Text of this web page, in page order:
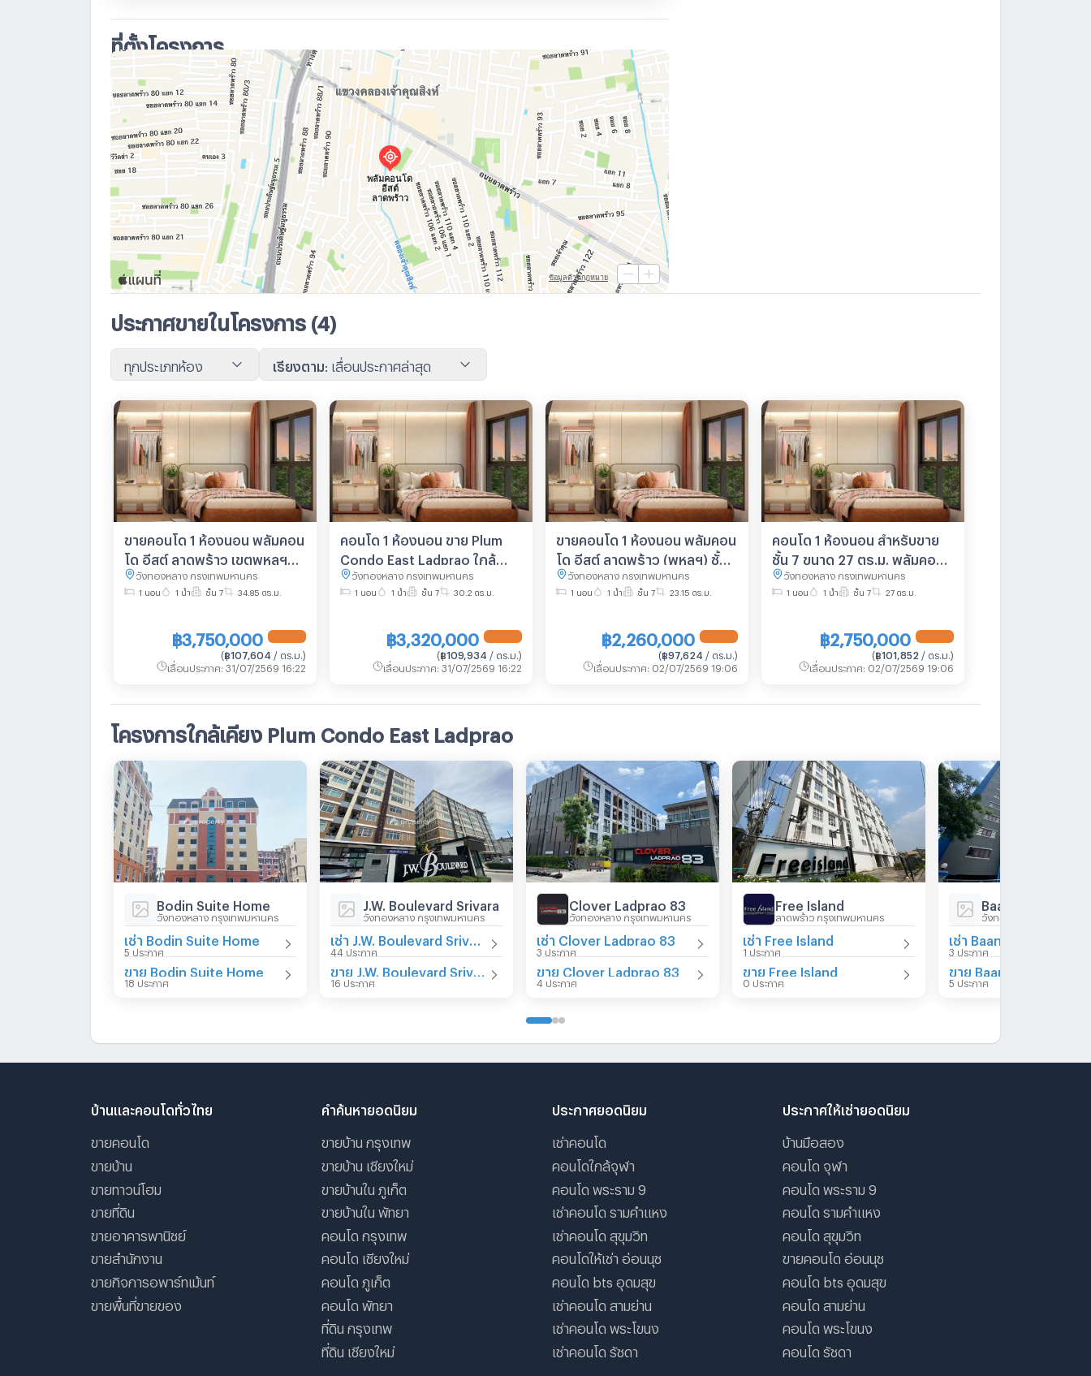
ที่ตั้งโครงการ
ประกาศขายในโครงการ (4)
ทุกประเภทห้อง เรียงตาม: เลื่อนประกาศล่าสุด
ขายคอนโด 1 ห้องนอน พลัมคอน
โด อีสต์ ลาดพร้าว เขตพหลฯ
วังทองหลาง (ID 3051982)
วังทองหลาง กรุงเทพมหานคร
1 นอน 1 น้ำ ชั้น 7 34.85 ตร.ม.
฿3,750,000
(฿107,604 / ตร.ม. )
เลื่อนประกาศ : 31/07/2569 16:22
คอนโด 1 ห้องนอน ขาย Plum
Condo East Ladprao ใกล้
พหลฯ (ชั้น 7) (ID 3051981)
วังทองหลาง กรุงเทพมหานคร
1 นอน 1 น้ำ ชั้น 7 30.2 ตร.ม.
฿3,320,000
(฿109,934 / ตร.ม. )
เลื่อนประกาศ : 31/07/2569 16:22
ขายคอนโด 1 ห้องนอน พลัมคอน
โด อีสต์ ลาดพร้าว (พหลฯ) ชั้น
7 ขนาด 23.15 ตร.ม. (ID
3051979)
วังทองหลาง กรุงเทพมหานคร
1 นอน 1 น้ำ ชั้น 7 23.15 ตร.ม.
฿2,260,000
(฿97,624 / ตร.ม. )
เลื่อนประกาศ : 02/07/2569 19:06
คอนโด 1 ห้องนอน สำหรับขาย
ชั้น 7 ขนาด 27 ตร.ม. พลัมคอน
โดอีสต์ ลาดพร้าว พหลฯ (ID
3051980)
วังทองหลาง กรุงเทพมหานคร
1 นอน 1 น้ำ ชั้น 7 27 ตร.ม.
฿2,750,000
(฿101,852 / ตร.ม. )
เลื่อนประกาศ : 02/07/2569 19:06
โครงการใกล้เคียง Plum Condo East Ladprao
Bodin Suite Home
วังทองหลาง กรุงเทพมหานคร
เช่า Bodin Suite Home
5 ประกาศ
ขาย Bodin Suite Home
18 ประกาศ
J.W. Boulevard Srivara
วังทองหลาง กรุงเทพมหานคร
44 ประกาศ
16 ประกาศ
Clover Ladprao 83
วังทองหลาง กรุงเทพมหานคร
เช่า Clover Ladprao 83
3 ประกาศ
ขาย Clover Ladprao 83
4 ประกาศ
Free Island
ลาดพร้าว กรุงเทพมหานคร
เช่า Free Island
1 ประกาศ
ขาย Free Island
0 ประกาศ
Baan Suan Sue
วังทองหลาง กรุงเทพมหา
3 ประกาศ
5 ประกาศ
บ้านและคอนโดทั่วไทย
ขายคอนโด
ขายบ้าน
ขายทาวน์โฮม
ขายที่ดิน
ขายอาคารพานิชย์
ขายสำนักงาน
ขายกิจการอพาร์ทเม้นท์
ขายพื้นที่ขายของ
คำค้นหายอดนิยม
ขายบ้าน กรุงเทพ
ขายบ้าน เชียงใหม่
ขายบ้านใน ภูเก็ต
ขายบ้านใน พัทยา
คอนโด กรุงเทพ
คอนโด เชียงใหม่
คอนโด ภูเก็ต
คอนโด พัทยา
ที่ดิน กรุงเทพ
ที่ดิน เชียงใหม่
ประกาศยอดนิยม
เช่าคอนโด
คอนโดใกล้จุฬา
คอนโด พระราม 9
เช่าคอนโด รามคําแหง
เช่าคอนโด สุขุมวิท
คอนโดให้เช่า อ่อนนุช
คอนโด bts อุดมสุข
เช่าคอนโด สามย่าน
เช่าคอนโด พระโขนง
เช่าคอนโด รัชดา
ประกาศให้เช่ายอดนิยม
บ้านมือสอง
คอนโด จุฬา
คอนโด พระราม 9
คอนโด รามคําแหง
คอนโด สุขุมวิท
ขายคอนโด อ่อนนุช
คอนโด bts อุดมสุข
คอนโด สามย่าน
คอนโด พระโขนง
คอนโด รัชดา